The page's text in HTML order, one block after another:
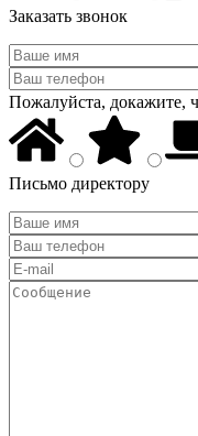
Заказать звонок
Пожалуйста, докажите,
Письмо директору